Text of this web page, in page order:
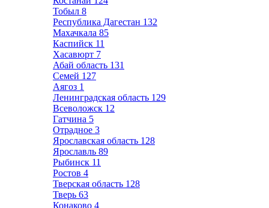
Тобыл 8
Республика Дагестан 132
Махачкала 85
Каспийск 11
Хасавюрт 7
Абай область 131
Семей 127
Аягоз 1
Ленинградская область 129
Всеволожск 12
Гатчина 5
Отрадное 3
Ярославская область 128
Ярославль 89
Рыбинск 11
Ростов 4
Тверская область 128
Тверь 63
Конаково 4